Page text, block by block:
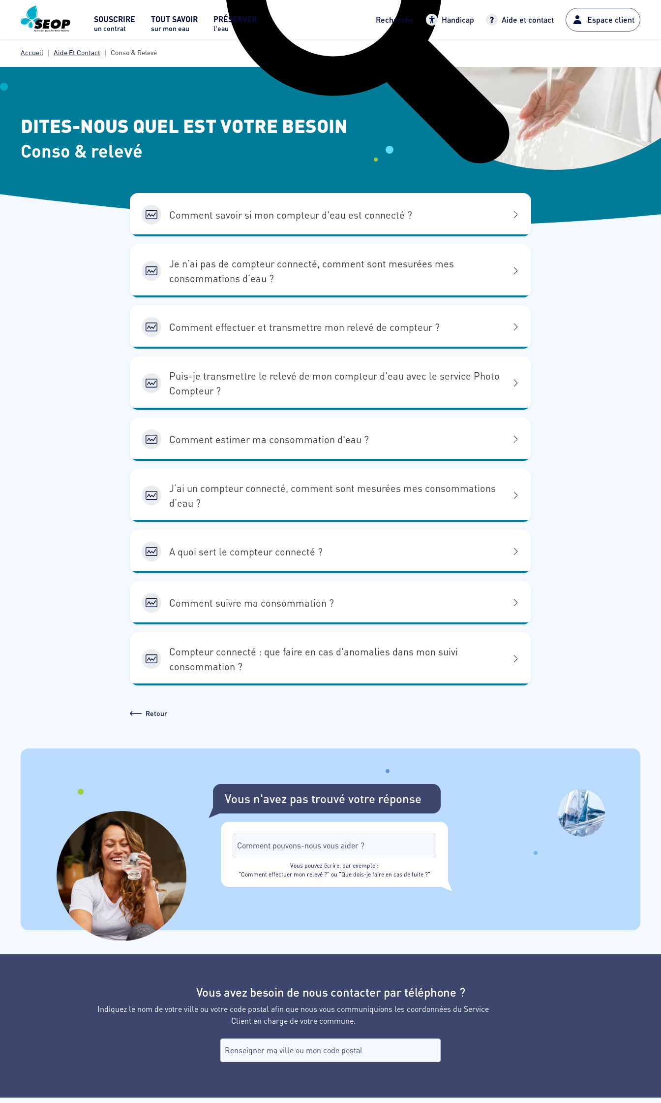
SOUSCRIRE
un contrat
TOUT SAVOIR
sur mon eau
PRÉSERVER
l'eau
Recherche Handicap Aide et contact Espace client
Accueil Aide Et Contact Conso & Relevé
DITES-NOUS QUEL EST VOTRE BESOIN
Conso & relevé
Comment savoir si mon compteur d'eau est connecté ?
Je n’ai pas de compteur connecté, comment sont mesurées mes
consommations d’eau ?
Comment effectuer et transmettre mon relevé de compteur ?
Puis-je transmettre le relevé de mon compteur d'eau avec le service Photo
Compteur ?
Comment estimer ma consommation d'eau ?
J’ai un compteur connecté, comment sont mesurées mes consommations
d’eau ?
A quoi sert le compteur connecté ?
Comment suivre ma consommation ?
Compteur connecté : que faire en cas d'anomalies dans mon suivi
consommation ?
Retour
Vous n'avez pas trouvé votre réponse
Vous pouvez écrire, par exemple :
"Comment effectuer mon relevé ?" ou "Que dois-je faire en cas de fuite ?"
Vous avez besoin de nous contacter par téléphone ?
Indiquez le nom de votre ville ou votre code postal afin que nous vous communiquions les coordonnées du Service
Client en charge de votre commune.
Recherche de commune, tapez dans le champ puis sélectionnez dans la liste.